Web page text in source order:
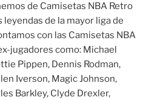
de Camisetas NBA Retro
leyendas de la mayor liga de
con las Camisetas NBA
jugadores como: Michael
Pippen, Dennis Rodman,
Iverson, Magic Johnson,
Barkley, Clyde Drexler,